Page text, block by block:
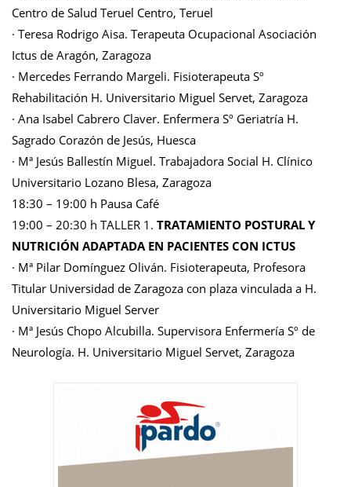
Centro de Salud Teruel Centro, Teruel
· Teresa Rodrigo Aisa. Terapeuta Ocupacional Asociación
Ictus de Aragón, Zaragoza
· Mercedes Ferrando Margeli. Fisioterapeuta Sº
Rehabilitación H. Universitario Miguel Servet, Zaragoza
· Ana Isabel Cabrero Claver. Enfermera Sº Geriatría H.
Sagrado Corazón de Jesús, Huesca
· Mª Jesús Ballestín Miguel. Trabajadora Social H. Clínico
Universitario Lozano Blesa, Zaragoza
18:30 – 19:00 h Pausa Café
19:00 – 20:30 h TALLER 1. TRATAMIENTO POSTURAL Y
NUTRICIÓN ADAPTADA EN PACIENTES CON ICTUS
· Mª Pilar Domínguez Oliván. Fisioterapeuta, Profesora
Titular Universidad de Zaragoza con plaza vinculada a H.
Universitario Miguel Server
· Mª Jesús Chopo Alcubilla. Supervisora Enfermería Sº de
Neurología. H. Universitario Miguel Servet, Zaragoza